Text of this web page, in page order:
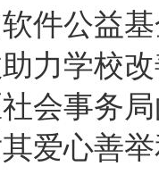
件公益
力学校
会事务
爱心善